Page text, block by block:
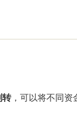
转，可以将不同资